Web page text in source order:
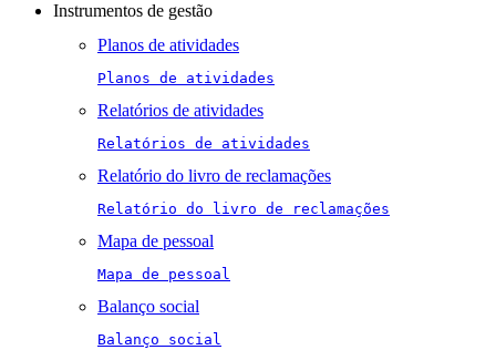
Instrumentos de gestão
Planos de atividades
Planos de atividades
Relatórios de atividades
Relatórios de atividades
Relatório do livro de reclamações
Relatório do livro de reclamações
Mapa de pessoal
Mapa de pessoal
Balanço social
Balanço social